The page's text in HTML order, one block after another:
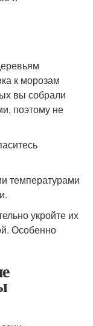
к морозам
вы собрали
поэтому не
температурами
укройте их
Особенно